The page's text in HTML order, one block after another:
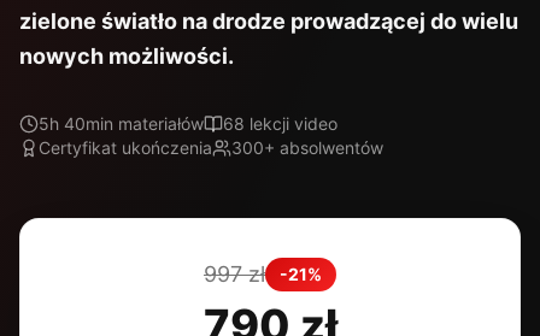
zielone światło na drodze prowadzącej do wielu
nowych możliwości.
5h 40min materiałów
68 lekcji video
Certyfikat ukończenia
300+ absolwentów
997 zł -21%
790 zł